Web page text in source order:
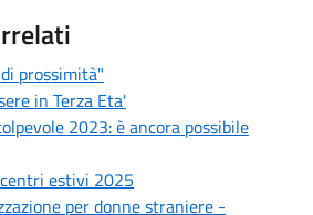
prossimità"
in Terza Eta'
2023: è ancora possibile
estivi 2025
per donne straniere -